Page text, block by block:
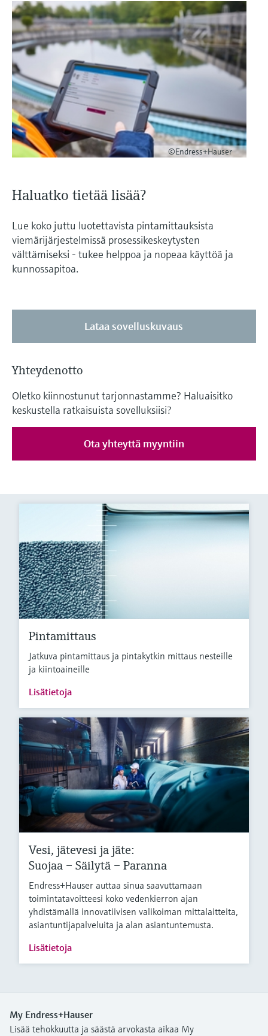
©Endress+Hauser
Haluatko tietää lisää?
Lue koko juttu luotettavista pintamittauksista
viemärijärjestelmissä prosessikeskeytysten
välttämiseksi - tukee helppoa ja nopeaa käyttöä ja
kunnossapitoa.
Lataa sovelluskuvaus
Yhteydenotto
Oletko kiinnostunut tarjonnastamme? Haluaisitko
keskustella ratkaisuista sovelluksiisi?
Ota yhteyttä myyntiin
Pintamittaus
Jatkuva pintamittaus ja pintakytkin mittaus nesteille
ja kiintoaineille
Lisätietoja
Vesi, jätevesi ja jäte:
Suojaa – Säilytä – Paranna
Endress+Hauser auttaa sinua saavuttamaan
toimintatavoitteesi koko vedenkierron ajan
yhdistämällä innovatiivisen valikoiman mittalaitteita,
asiantuntijapalveluita ja alan asiantuntemusta.
Lisätietoja
My Endress+Hauser
Lisää tehokkuutta ja säästä arvokasta aikaa My